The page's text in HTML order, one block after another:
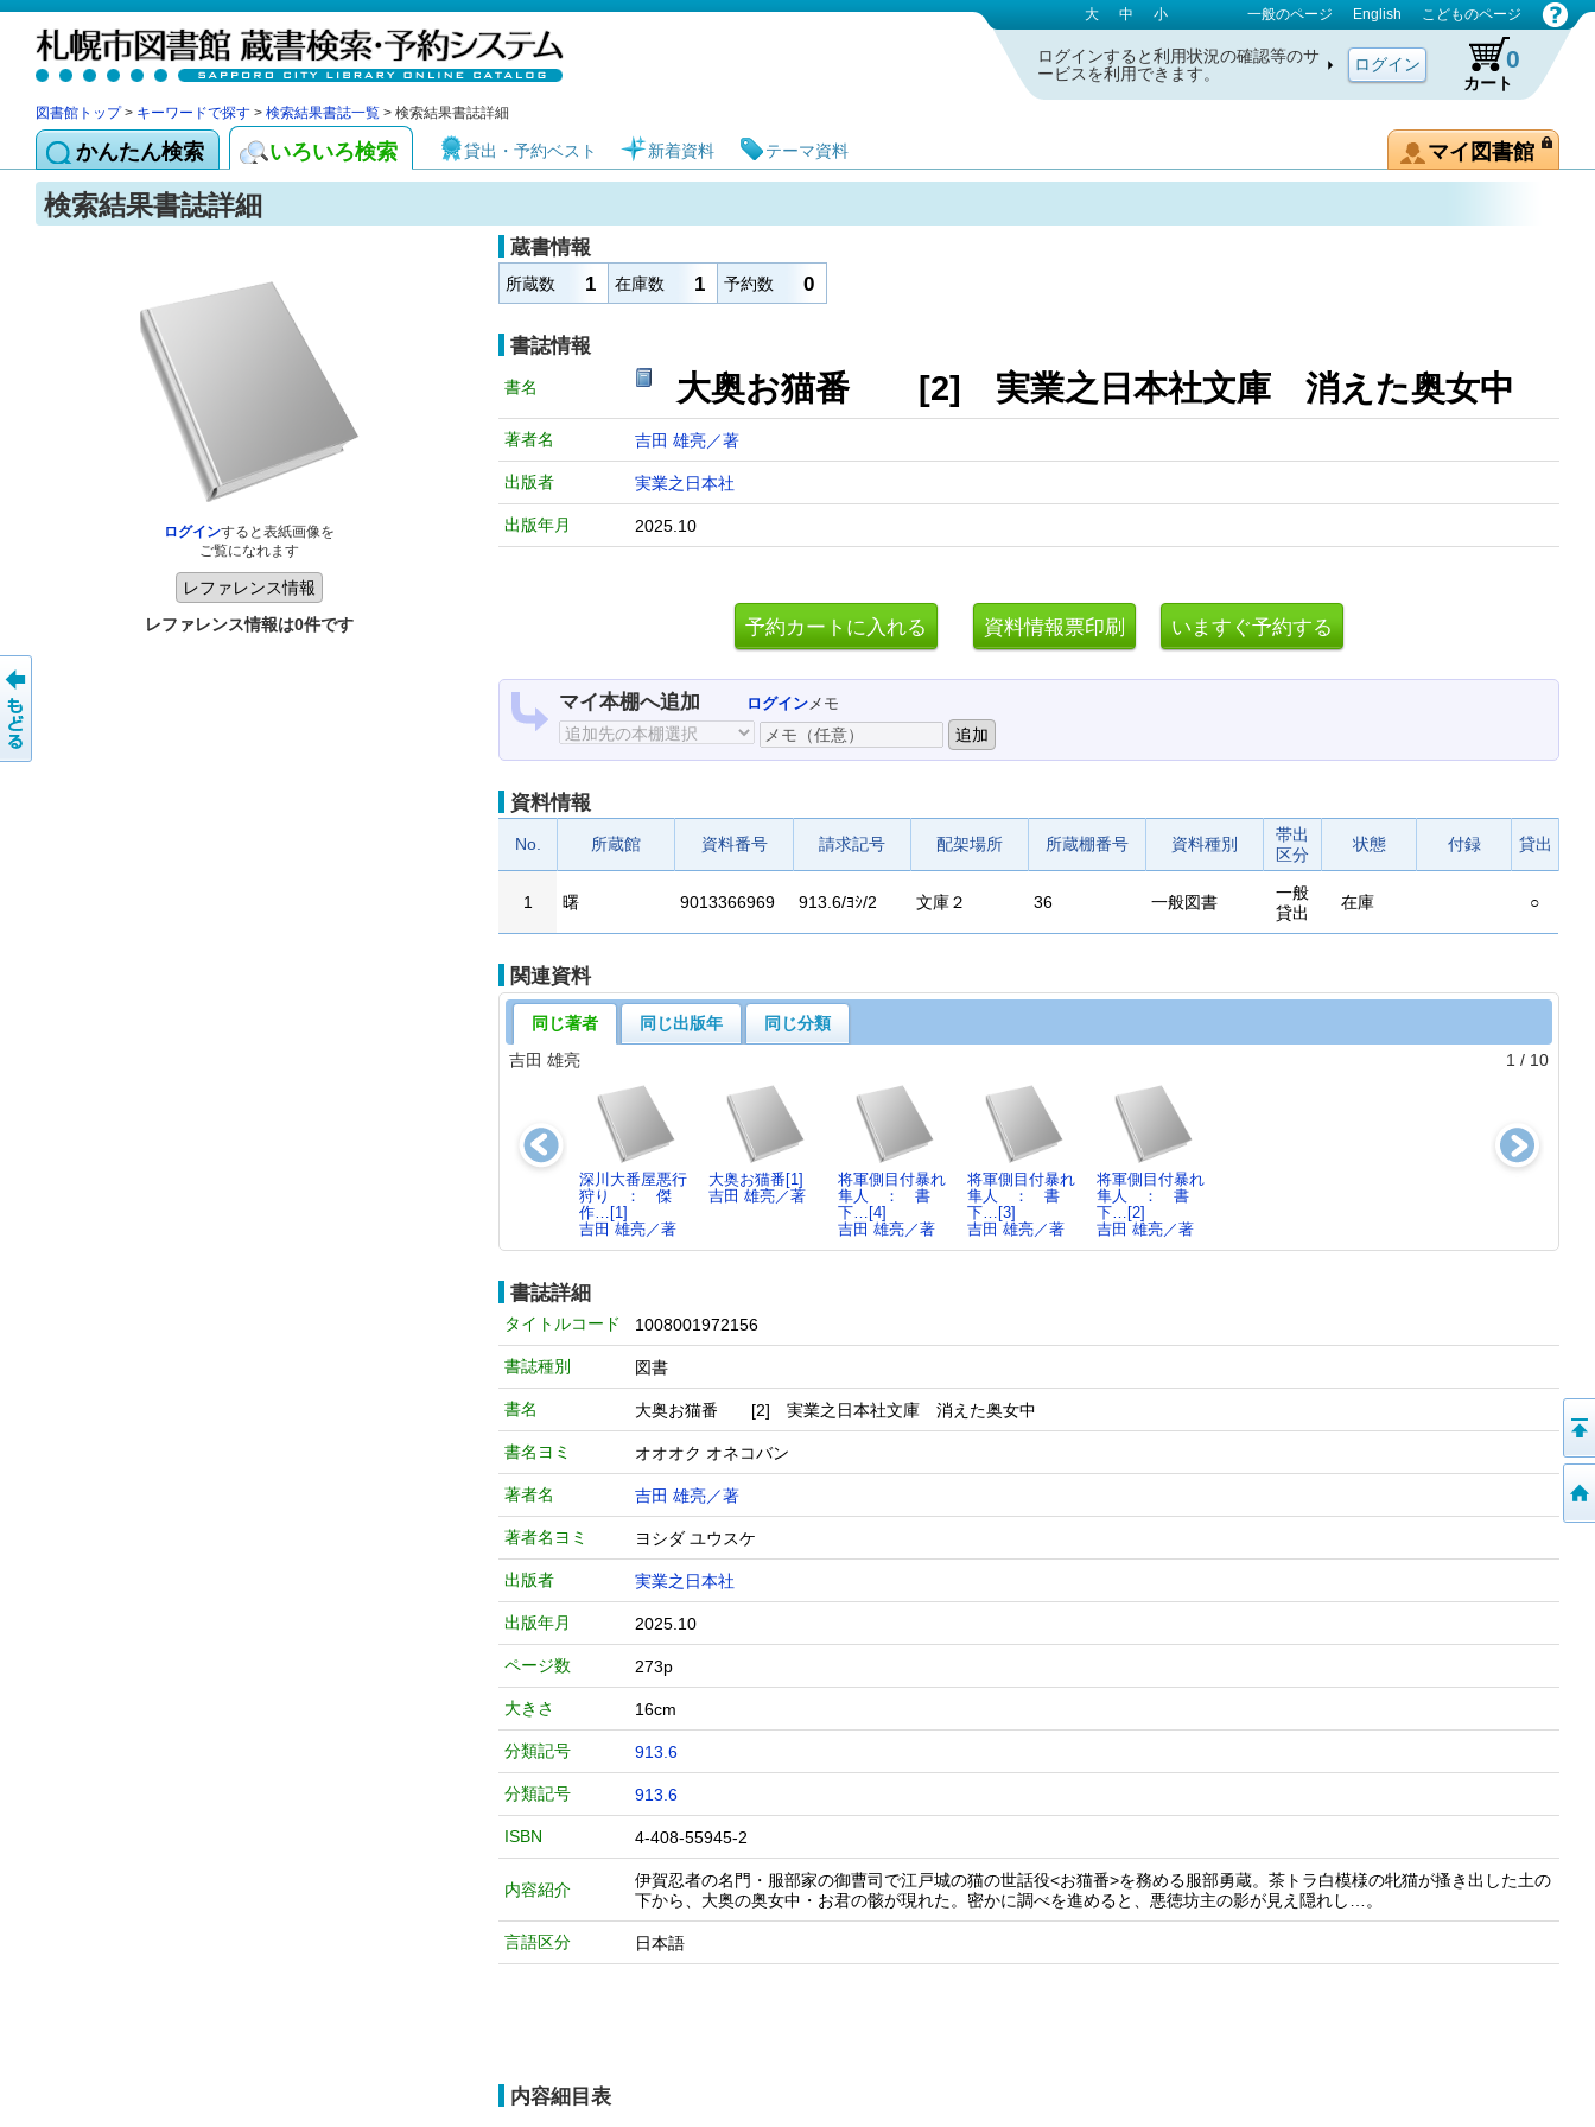
札幌市図書館 蔵書検索・予約システム 大 中 小 一般のページ English こどものページ
ログインすると利用状況の確認等のサ
ービスを利用できます。
カート
0
図書館トップ> キーワードで探す > 検索結果書誌一覧 > 検索結果書誌詳細
かんたん検索 いろいろ検索 貸出・予約ベスト 新着資料 テーマ資料 マイ図書館
検索結果書誌詳細
ログインすると表紙画像を
ご覧になれます
レファレンス情報は0件です
蔵書情報
所蔵数 1 在庫数 1 予約数 0
書誌情報
書名 大奥お猫番 [2] 実業之日本社文庫 消えた奥女中
著者名 吉田 雄亮／著
出版者 実業之日本社
出版年月 2025.10
マイ本棚へ追加 ログインメモ
資料情報
No. 所蔵館 資料番号 請求記号 配架場所 所蔵棚番号 資料種別
帯出
区分
状態 付録 貸出
1 曙 9013366969 913.6/ﾖｼ/2 文庫２ 36 一般図書
一般
貸出
在庫 ○
関連資料
同じ著者 同じ出版年
同じ分類
吉田 雄亮
1 / 10
深川大番屋悪行
狩り ： 傑
作…[1]
吉田 雄亮／著
大奥お猫番[1]
吉田 雄亮／著
将軍側目付暴れ
隼人 ： 書
下…[4]
吉田 雄亮／著
将軍側目付暴れ
隼人 ： 書
下…[3]
吉田 雄亮／著
将軍側目付暴れ
隼人 ： 書
下…[2]
吉田 雄亮／著
書誌詳細
タイトルコード 1008001972156
書誌種別 図書
書名 大奥お猫番 [2] 実業之日本社文庫 消えた奥女中
書名ヨミ オオオク オネコバン
著者名 吉田 雄亮／著
著者名ヨミ ヨシダ ユウスケ
出版者 実業之日本社
出版年月 2025.10
ページ数 273p
大きさ 16cm
分類記号 913.6
分類記号 913.6
ISBN 4-408-55945-2
内容紹介
伊賀忍者の名門・服部家の御曹司で江戸城の猫の世話役<お猫番>を務める服部勇蔵。茶トラ白模様の牝猫が搔き出した土の
下から、大奥の奥女中・お君の骸が現れた。密かに調べを進めると、悪徳坊主の影が見え隠れし…。
言語区分 日本語
内容細目表